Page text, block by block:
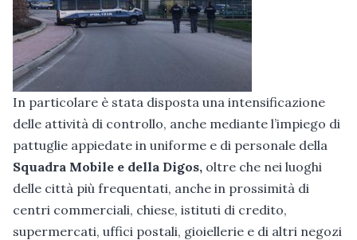
In particolare è stata disposta una intensificazione
delle attività di controllo, anche mediante l’impiego di
pattuglie appiedate in uniforme e di personale della
Squadra Mobile e della Digos, oltre che nei luoghi
delle città più frequentati, anche in prossimità di
centri commerciali, chiese, istituti di credito,
supermercati, uffici postali, gioiellerie e di altri negozi